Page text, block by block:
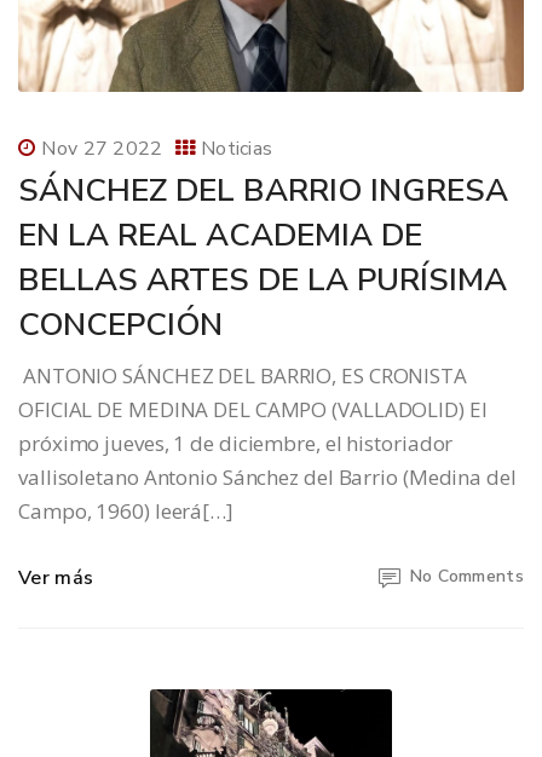
Nov 27 2022 Noticias
SÁNCHEZ DEL BARRIO INGRESA
EN LA REAL ACADEMIA DE
BELLAS ARTES DE LA PURÍSIMA
CONCEPCIÓN
ANTONIO SÁNCHEZ DEL BARRIO, ES CRONISTA
OFICIAL DE MEDINA DEL CAMPO (VALLADOLID) El
próximo jueves, 1 de diciembre, el historiador
vallisoletano Antonio Sánchez del Barrio (Medina del
Campo, 1960) leerá[…]
Ver más No Comments